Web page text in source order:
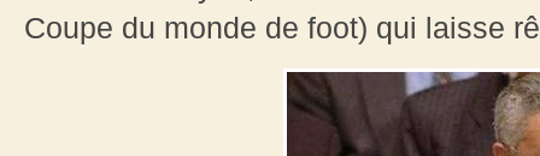
Coupe du monde de foot) qui laisse